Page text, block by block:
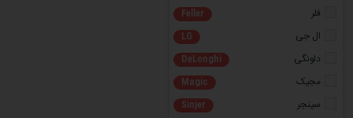
فلر Feller
ال جی LG
دلونگی DeLonghi
مجیک Magic
سینجر Sinjer